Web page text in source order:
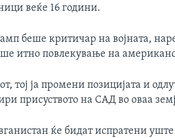
веќе 16 години.
беше критичар на војната,
итно повлекување на
тој ја промени позицијата и
присуството на САД во оваа
ќе бидат испратени